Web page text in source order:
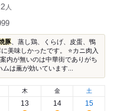
人
豚 、蒸し鶏、くらげ、皮蛋、鴨
美味しかったです。 ⭐️カニ肉入
内が無いのは中華街でありがち
は薫が効いています...
木
13
金
14
土
15